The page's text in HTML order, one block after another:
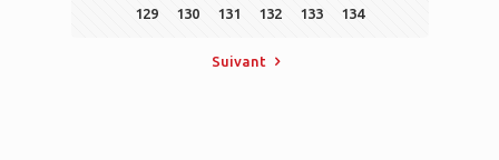
129 130 131 132 133 134
Suivant